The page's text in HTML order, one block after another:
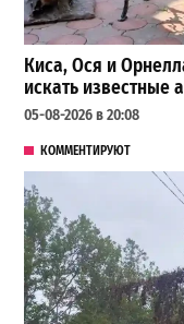
Киса, Ося и
искать известные
05-08-2026 в 20:08
КОММЕНТИРУЮТ